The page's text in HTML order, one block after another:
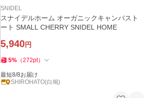
SNIDEL
スナイデルホーム オーガニックキャンバスト
ート SMALL CHERRY SNIDEL HOME
5,940円
5% （272pt）
最短8/8お届け
SHIROHATO(白鳩)